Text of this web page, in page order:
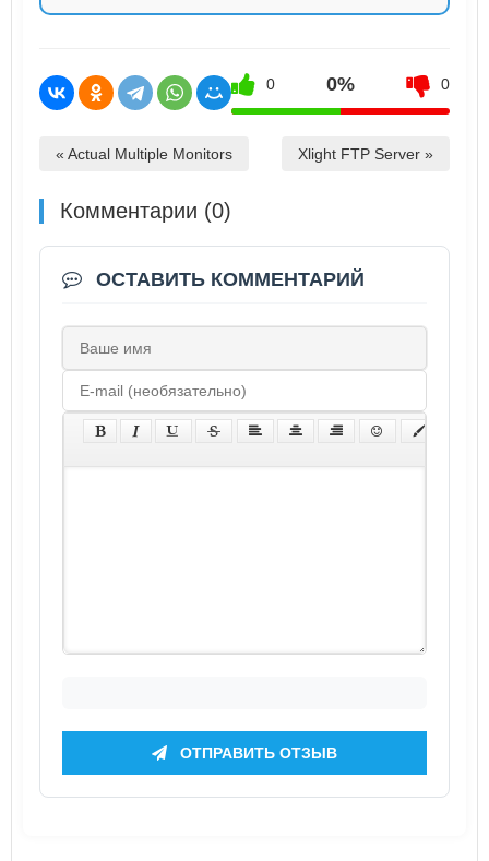
0 0% 0
« Actual Multiple Monitors Xlight FTP Server »
Комментарии (0)
ОСТАВИТЬ КОММЕНТАРИЙ
ОТПРАВИТЬ ОТЗЫВ